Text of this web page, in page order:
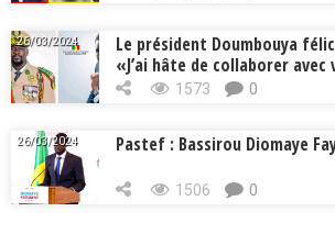
26/03/2024
Le président Doumbouya
«J’ai hâte de collaborer avec
1573 0
26/03/2024 Pastef : Bassirou Diomaye
1506 0